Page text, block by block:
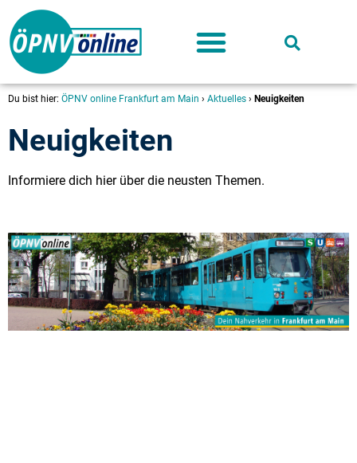
Du bist hier: ÖPNV online Frankfurt am Main › Aktuelles › Neuigkeiten
Neuigkeiten
Informiere dich hier über die neusten Themen.